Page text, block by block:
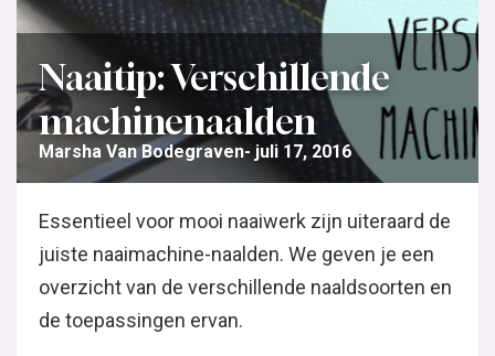
Naaitip: Verschillende
machinenaalden
Marsha Van Bodegraven juli 17, 2016
Essentieel voor mooi naaiwerk zijn uiteraard de
juiste naaimachine-naalden. We geven je een
overzicht van de verschillende naaldsoorten en
de toepassingen ervan.